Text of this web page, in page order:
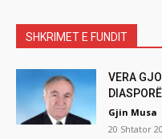
SHKRIMET E FUNDIT
VERA
Gjin Musa
20 Shtator